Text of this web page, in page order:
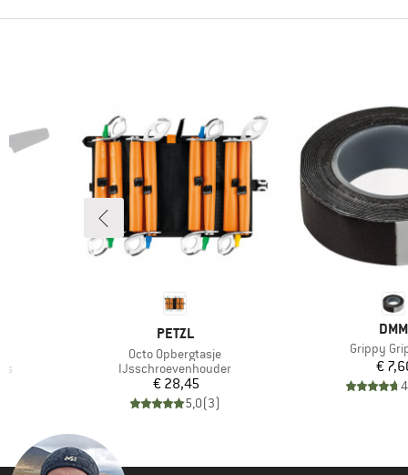
MERK
PETZL
Artikel
Octo Opbergtasje
Productgroep
IJsschroevenhouder
Prijs
€ 28,45
5,0(3)
MERK
DMM
Artikel
Grippy
€